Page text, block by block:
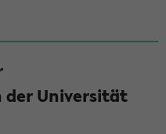
der Universität